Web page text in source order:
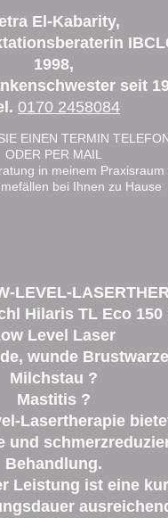
El-Kabarity,
1998,
seit
0170 2458084
EINEN TERMIN
ODER PER MAIL
in meinem Praxisraum
bei Ihnen zu Hause
LEVEL-
Hilaris TL Eco 150
Level Laser
wunde
Milchstau ?
Mastitis ?
Lasertherapie
und
Behandlung.
Leistung ist eine